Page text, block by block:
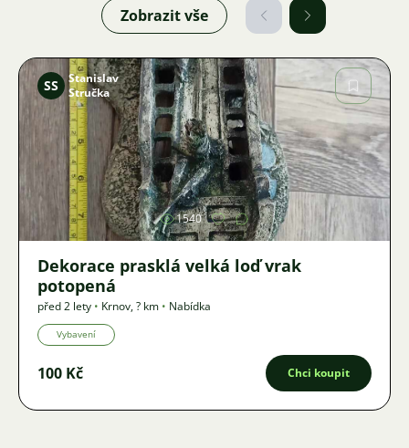
Zobrazit vše
Obrázek
SS
Stanislav
Stručka
1540
Dekorace prasklá velká loď vrak
potopená
před 2 lety • Krnov,? km • Nabídka
Vybavení
100 Kč Chci koupit